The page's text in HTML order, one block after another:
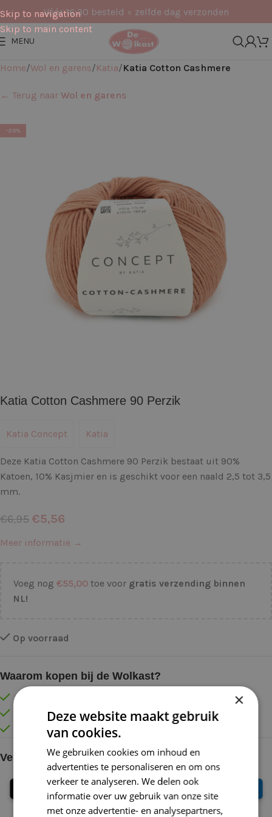
Skip to navigation
Skip to main content
Vóór 16:30 besteld = zelfde dag verzonden
MENU
Home Wol en garens Katia Katia Cotton Cashmere
← Terug naar Wol en garens
-20%
Katia Cotton Cashmere 90 Perzik
Katia Concept Katia
Deze Katia Cotton Cashmere 90 Perzik bestaat uit 90%
Katoen, 10% Kasjmier en is geschikt voor een naald 2,5 tot 3,5
mm.
€6,95 €5,56
Meer informatie →
Voeg nog €55,00 toe voor gratis verzending binnen
NL!
Op voorraad
Waarom kopen bij de Wolkast?
Lage verzendkosten vanaf € 4,99 binnen NL
Gratis verzonden vanaf €55,-
Vóór 16:30 besteld = Zelfde (werk)dag verzonden
Veilig online betalen
×
Deze website maakt gebruik
van cookies.
We gebruiken cookies om inhoud en
advertenties te personaliseren en om ons
verkeer te analyseren. We delen ook
informatie over uw gebruik van onze site
met onze advertentie- en analysepartners,